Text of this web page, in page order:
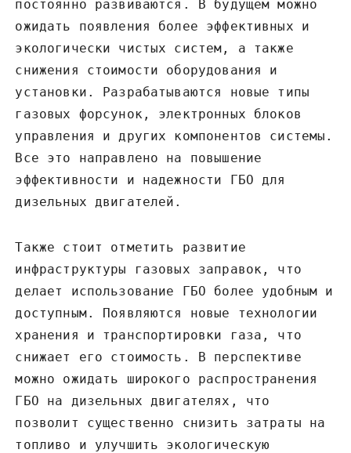
постоянно развиваются. В будущем можно
ожидать появления более эффективных и
экологически чистых систем, а также
снижения стоимости оборудования и
установки. Разрабатываются новые типы
газовых форсунок, электронных блоков
управления и других компонентов системы.
Все это направлено на повышение
эффективности и надежности ГБО для
дизельных двигателей.
Также стоит отметить развитие
инфраструктуры газовых заправок, что
делает использование ГБО более удобным и
доступным. Появляются новые технологии
хранения и транспортировки газа, что
снижает его стоимость. В перспективе
можно ожидать широкого распространения
ГБО на дизельных двигателях, что
позволит существенно снизить затраты на
топливо и улучшить экологическую